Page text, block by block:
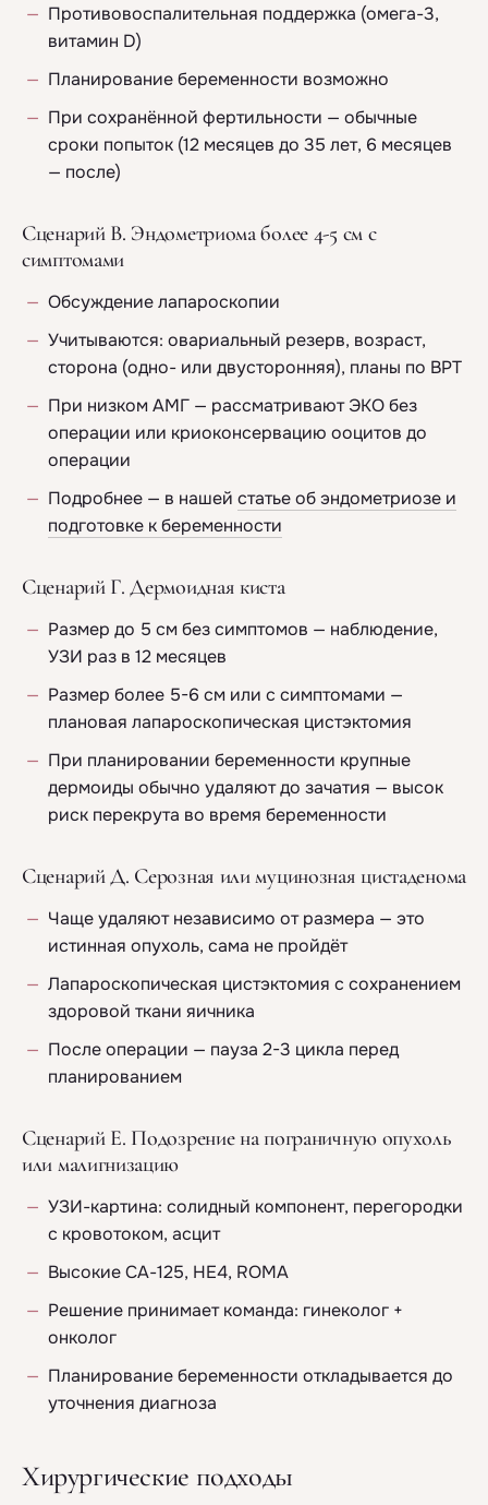
Противовоспалительная поддержка (омега-3,
витамин D)
Планирование беременности возможно
При сохранённой фертильности — обычные
сроки попыток (12 месяцев до 35 лет, 6 месяцев
— после)
Сценарий В. Эндометриома более 4-5 см с
симптомами
Обсуждение лапароскопии
Учитываются: овариальный резерв, возраст,
сторона (одно- или двусторонняя), планы по ВРТ
При низком АМГ — рассматривают ЭКО без
операции или криоконсервацию ооцитов до
операции
Подробнее — в нашей статье об эндометриозе и
подготовке к беременности
Сценарий Г. Дермоидная киста
Размер до 5 см без симптомов — наблюдение,
УЗИ раз в 12 месяцев
Размер более 5-6 см или с симптомами —
плановая лапароскопическая цистэктомия
При планировании беременности крупные
дермоиды обычно удаляют до зачатия — высок
риск перекрута во время беременности
Сценарий Д. Серозная или муцинозная цистаденома
Чаще удаляют независимо от размера — это
истинная опухоль, сама не пройдёт
Лапароскопическая цистэктомия с сохранением
здоровой ткани яичника
После операции — пауза 2-3 цикла перед
планированием
Сценарий Е. Подозрение на пограничную опухоль
или малигнизацию
УЗИ-картина: солидный компонент, перегородки
с кровотоком, асцит
Высокие СА-125, HE4, ROMA
Решение принимает команда: гинеколог +
онколог
Планирование беременности откладывается до
уточнения диагноза
Хирургические подходы